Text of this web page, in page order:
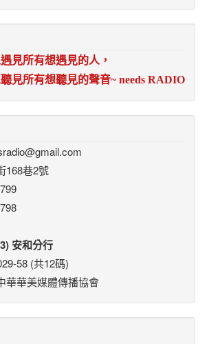
見所有想遇見的人，
見所有想聽見的聲音~ needs RADIO
168巷2號
安和分行
58 (共12碼)
華華美媒體傳播協會